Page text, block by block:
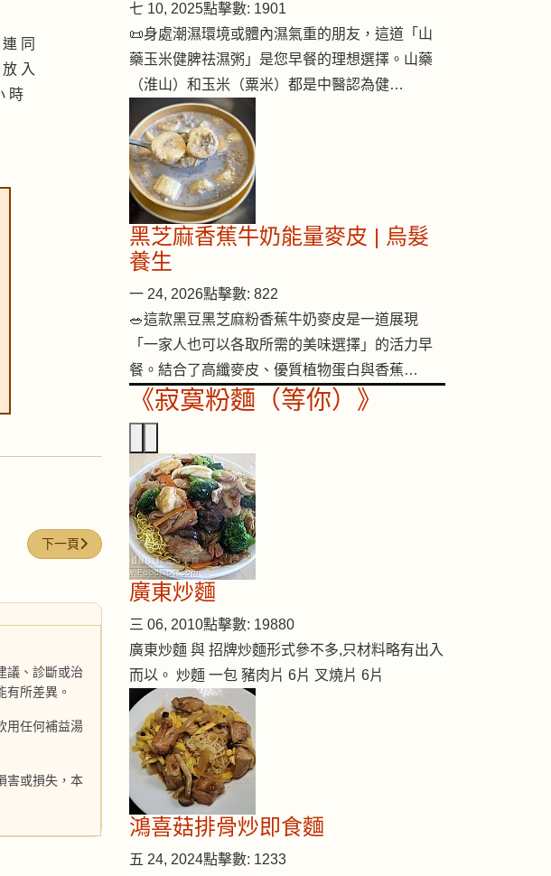
同
入
時
下一篇文章: 烏髮養神補腦湯
下一頁
議、診斷或治
所差異。
用任何補益湯
害或損失，本
七 10, 2025點擊數: 1901
📜身處潮濕環境或體內濕氣重的朋友，這道「山
藥玉米健脾祛濕粥」是您早餐的理想選擇。山藥
（淮山）和玉米（粟米）都是中醫認為健…
黑芝麻香蕉牛奶能量麥皮 | 烏髮
養生
一 24, 2026點擊數: 822
🥗這款黑豆黑芝麻粉香蕉牛奶麥皮是一道展現
「一家人也可以各取所需的美味選擇」的活力早
餐。結合了高纖麥皮、優質植物蛋白與香蕉…
《寂寞粉麵（等你）》
廣東炒麵
三 06, 2010點擊數: 19880
廣東炒麵 與 招牌炒麵形式參不多,只材料略有出入
而以。 炒麵 一包 豬肉片 6片 叉燒片 6片
鴻喜菇排骨炒即食麵
五 24, 2024點擊數: 1233